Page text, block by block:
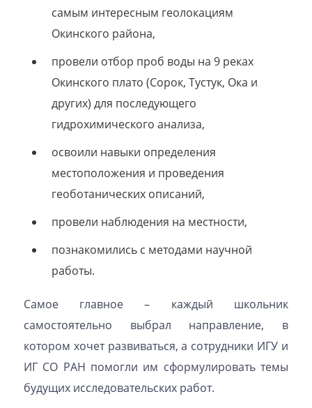
самым интересным геолокациям
Окинского района,
провели отбор проб воды на 9 реках
Окинского плато (Сорок, Тустук, Ока и
других) для последующего
гидрохимического анализа,
освоили навыки определения
местоположения и проведения
геоботанических описаний,
провели наблюдения на местности,
познакомились с методами научной
работы.
Самое главное – каждый школьник
самостоятельно выбрал направление, в
котором хочет развиваться, а сотрудники ИГУ и
ИГ СО РАН помогли им сформулировать темы
будущих исследовательских работ.